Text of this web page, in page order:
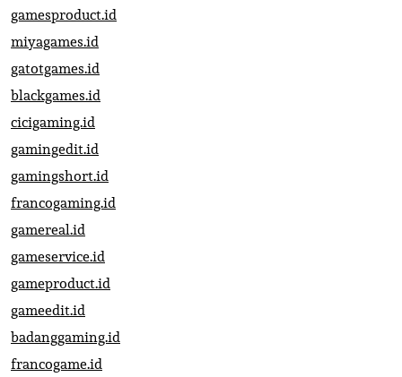
gamesproduct.id
miyagames.id
gatotgames.id
blackgames.id
cicigaming.id
gamingedit.id
gamingshort.id
francogaming.id
gamereal.id
gameservice.id
gameproduct.id
gameedit.id
badanggaming.id
francogame.id